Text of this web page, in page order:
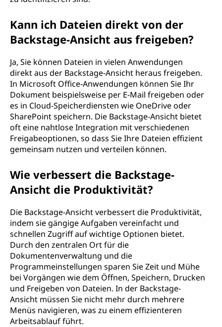
Kann ich Dateien direkt von der
Backstage-Ansicht aus freigeben?
Ja, Sie können Dateien in vielen Anwendungen
direkt aus der Backstage-Ansicht heraus freigeben.
In Microsoft Office-Anwendungen können Sie Ihr
Dokument beispielsweise per E-Mail freigeben oder
es in Cloud-Speicherdiensten wie OneDrive oder
SharePoint speichern. Die Backstage-Ansicht bietet
oft eine nahtlose Integration mit verschiedenen
Freigabeoptionen, so dass Sie Ihre Dateien effizient
gemeinsam nutzen und verteilen können.
Wie verbessert die Backstage-
Ansicht die Produktivität?
Die Backstage-Ansicht verbessert die Produktivität,
indem sie gängige Aufgaben vereinfacht und
schnellen Zugriff auf wichtige Optionen bietet.
Durch den zentralen Ort für die
Dokumentenverwaltung und die
Programmeinstellungen sparen Sie Zeit und Mühe
bei Vorgängen wie dem Öffnen, Speichern, Drucken
und Freigeben von Dateien. In der Backstage-
Ansicht müssen Sie nicht mehr durch mehrere
Menüs navigieren, was zu einem effizienteren
Arbeitsablauf führt.